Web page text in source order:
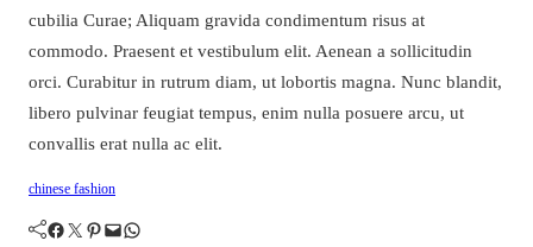
cubilia Curae; Aliquam gravida condimentum risus at
commodo. Praesent et vestibulum elit. Aenean a sollicitudin
orci. Curabitur in rutrum diam, ut lobortis magna. Nunc blandit,
libero pulvinar feugiat tempus, enim nulla posuere arcu, ut
convallis erat nulla ac elit.
chinese fashion
Facebook Twitter Pinterest Mail WhatsApp